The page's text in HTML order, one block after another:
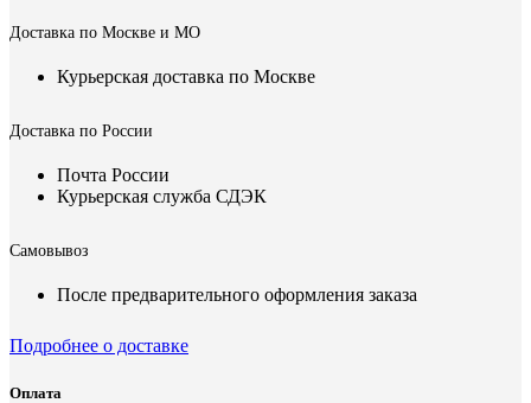
Доставка по Москве и МО
Курьерская доставка по Москве
Доставка по России
Почта России
Курьерская служба СДЭК
Самовывоз
После предварительного оформления заказа
Подробнее о доставке
Оплата